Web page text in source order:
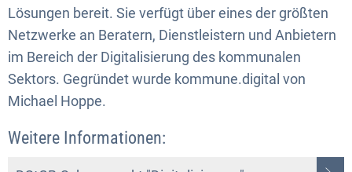
Lösungen bereit. Sie verfügt über eines der größten
Netzwerke an Beratern, Dienstleistern und Anbietern
im Bereich der Digitalisierung des kommunalen
Sektors. Gegründet wurde kommune.digital von
Michael Hoppe.
Weitere Informationen: